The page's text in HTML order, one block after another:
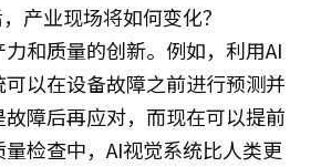
产业现场将如何变化？
和质量的创新。例如，利用AI
以在设备故障之前进行预测并
障后再应对，而现在可以提前
检查中，AI视觉系统比人类更